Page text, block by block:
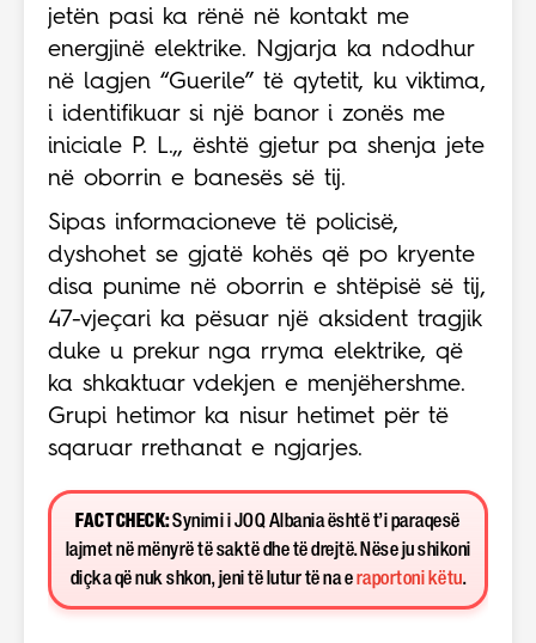
jetën pasi ka rënë në kontakt me
energjinë elektrike. Ngjarja ka ndodhur
në lagjen “Guerile” të qytetit, ku viktima,
i identifikuar si një banor i zonës me
iniciale P. L.,, është gjetur pa shenja jete
në oborrin e banesës së tij.
Sipas informacioneve të policisë,
dyshohet se gjatë kohës që po kryente
disa punime në oborrin e shtëpisë së tij,
47-vjeçari ka pësuar një aksident tragjik
duke u prekur nga rryma elektrike, që
ka shkaktuar vdekjen e menjëhershme.
Grupi hetimor ka nisur hetimet për të
sqaruar rrethanat e ngjarjes.
FACT CHECK:Synimi i JOQ Albania është t’i paraqesë
lajmet në mënyrë të saktë dhe të drejtë. Nëse ju shikoni
diçka që nuk shkon, jeni të lutur të na e raportoni këtu.